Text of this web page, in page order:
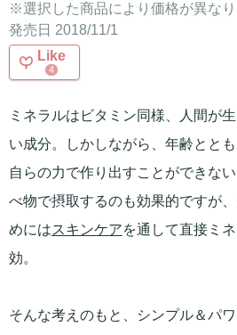
※選択した商品により価格が異なり
発売日 2018/11/1
Like
4
ミネラルはビタミン同様、人間が
い成分。しかしながら、年齢とと
自らの力で作り出すことができな
べ物で摂取するのも効果的ですが
めにはスキンケアを通して直接ミ
効。
そんな考えのもと、シンプル＆パ